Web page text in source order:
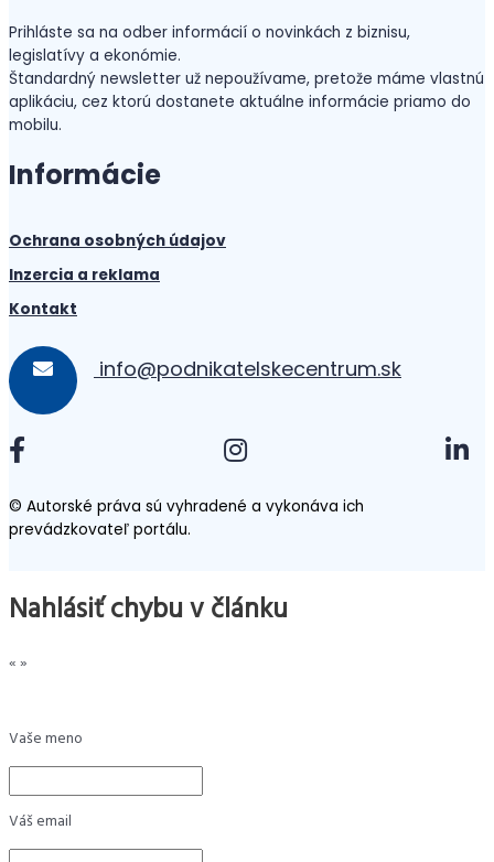
Prihláste sa na odber informácií o novinkách z biznisu,
legislatívy a ekonómie.
Štandardný newsletter už nepoužívame, pretože máme vlastnú
aplikáciu, cez ktorú dostanete aktuálne informácie priamo do
mobilu.
Informácie
Ochrana osobných údajov
Inzercia a reklama
Kontakt
info@podnikatelskecentrum.sk
© Autorské práva sú vyhradené a vykonáva ich
prevádzkovateľ portálu.
Nahlásiť chybu v článku
«»
Vaše meno
Váš email